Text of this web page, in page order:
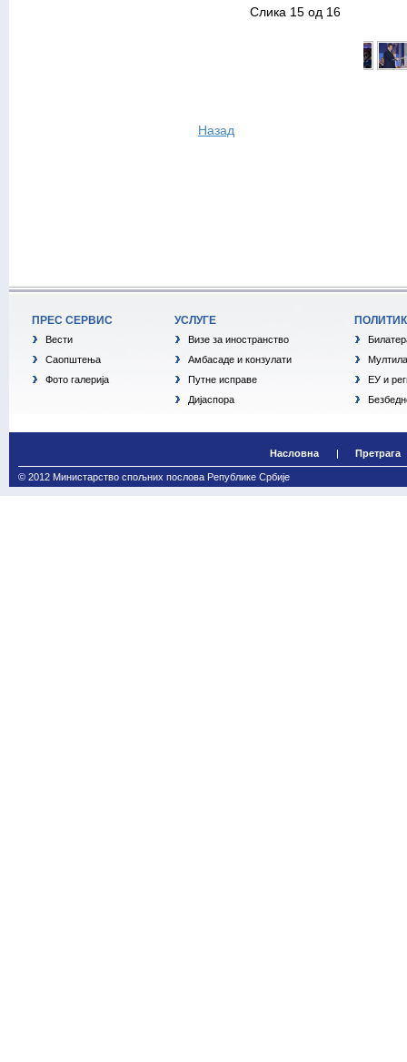
Слика 15 од 16
Назад
ПРЕС СЕРВИС
Вести
Саопштења
Фото галерија
УСЛУГЕ
Визе за иностранство
Амбасаде и конзулати
Путне исправе
Дијаспора
ЕУ и
Насловна Претрага
© 2012 Министарство спољних послова Републике Србије